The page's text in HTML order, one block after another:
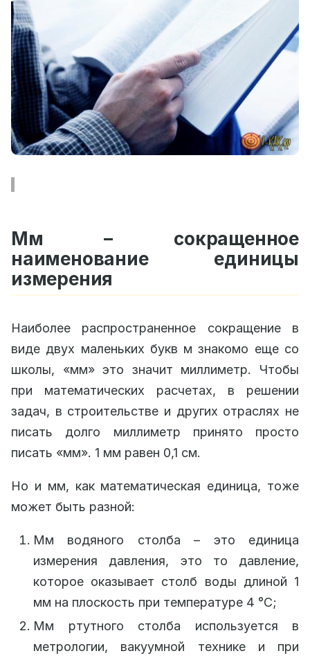
Мм – сокращенное
наименование единицы
измерения
Наиболее распространенное сокращение в
виде двух маленьких букв м знакомо еще со
школы, «мм» это значит миллиметр. Чтобы
при математических расчетах, в решении
задач, в строительстве и других отраслях не
писать долго миллиметр принято просто
писать «мм». 1 мм равен 0,1 см.
Но и мм, как математическая единица, тоже
может быть разной:
Мм водяного столба – это единица
измерения давления, это то давление,
которое оказывает столб воды длиной 1
мм на плоскость при температуре 4 °С;
Мм ртутного столба используется в
метрологии, вакуумной технике и при